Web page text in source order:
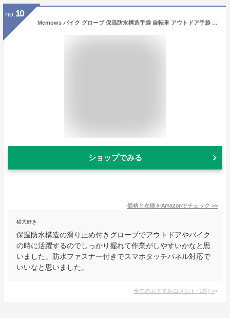
no. 10
Memows バイク グローブ 保温防水構造手袋 自転車 アウトドア手袋 防風 防寒 グローブ スマホタッチパネル対応 滑り止め 防水ファスナー付き通勤通学作業 登山 アウトドア スポーツ バイクグローブサイクリング 釣り バイク冬用 男女兼用 (M/L/XL) (XL)
ショップでみる
価格と在庫をAmazonでチェック >>
猫大好き
保温防水構造の滑り止め付きグローブでアウトドアやバイク
の時に活躍するのでしっかり握れて作業がしやすいかなと思
いました。防水ファスナー付きでスマホタッチパネル対応で
いいなと思いました。
全てのおすすめコメント (1件) >